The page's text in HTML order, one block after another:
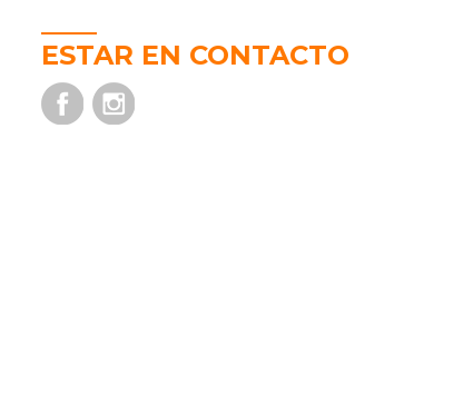
ESTAR EN CONTACTO